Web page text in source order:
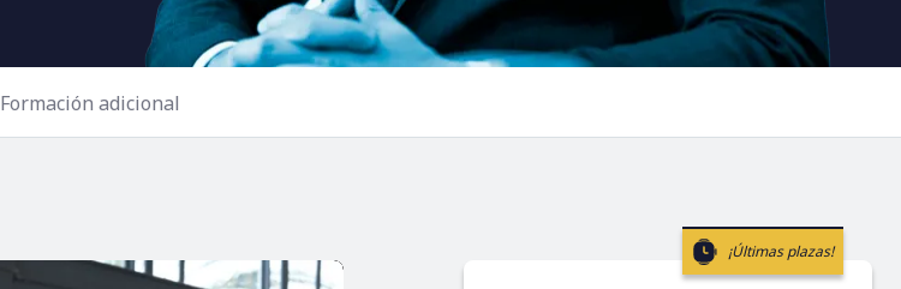
Formación adicional
¡Últimas plazas!